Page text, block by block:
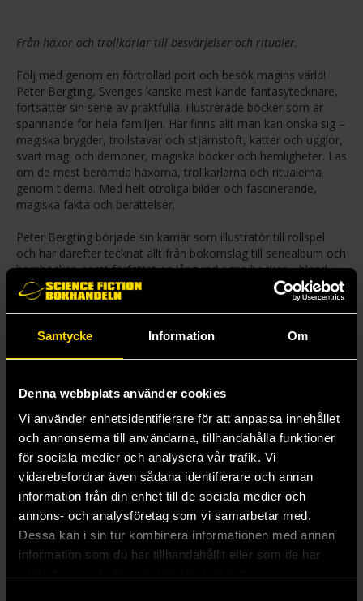
Samtycke Information Om
Denna webbplats använder cookies
Vi använder enhetsidentifierare för att anpassa innehållet
och annonserna till användarna, tillhandahålla funktioner
för sociala medier och analysera vår trafik. Vi
vidarebefordrar även sådana identifierare och annan
information från din enhet till de sociala medier och
annons- och analysföretag som vi samarbetar med.
Dessa kan i sin tur kombinera informationen med annan
information som du har tillhandahållit eller som de har
Från häxor och trollkarlar till besvärjelser och ritualer.
Följ med genom en förtrollad port och besök magins värld!
Peter Bergting, Sveriges kanske mest kände fantasytecknare,
fortsätter sin serie av praktfulla, illustrerade böcker som är
spännande för hela familjen. Här finns allt man kan önska sig –
magiska brygder, trollstavar och stjärnstoft, katter och ugglor,
svart magi och demoner, magiska böcker och hemligheter. Läs
om de mest berömda häxorna, trollkarlarna och ritualerna
genom tiderna. Med helt otroliga bilder och fascinerande,
magiska fakta och berättelser.
Peter Bergting började sin karriär som illustratör till rollspel
och har därefter tecknat allt från bokomslag till seriealbum och
barnböcker, samt författat en lång rad egna böcker – bland
dem Drakar, Skräck och Monster. Han har gjort omslag till
såväl Ronja Rövardotter som Sagan om ringen och
nominerats till Augustpriset 2018 för seriealbumet Vi kommer
snart hem igen tillsammans med Jessica Bab Bonde samt
Mer från Peter Bergting